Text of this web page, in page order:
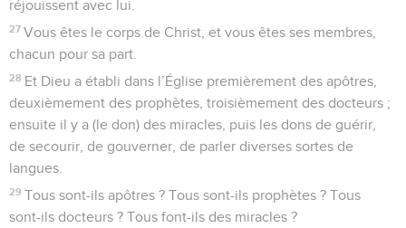
réjouissent avec lui.
27 Vous êtes le corps de Christ, et vous êtes ses membres,
chacun pour sa part.
28 Et Dieu a établi dans l’Église premièrement des apôtres,
deuxièmement des prophètes, troisièmement des docteurs ;
ensuite il y a (le don) des miracles, puis les dons de guérir,
de secourir, de gouverner, de parler diverses sortes de
langues.
29 Tous sont-ils apôtres ? Tous sont-ils prophètes ? Tous
sont-ils docteurs ? Tous font-ils des miracles ?